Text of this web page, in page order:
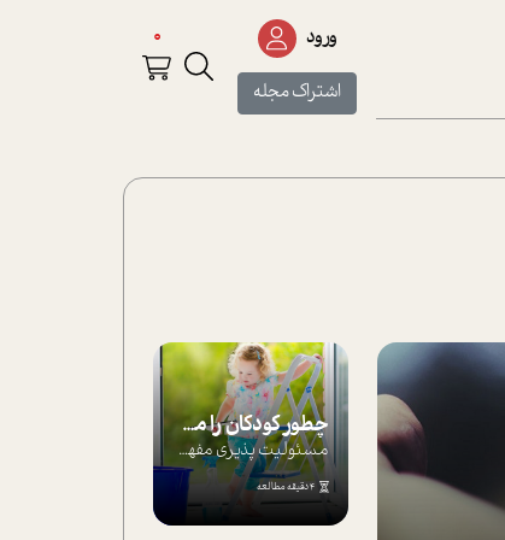
ورود
اشتراک مجله
0
چطور کودکان را مسئولیت‌پذیر بار بیاورید؟
مسئولیت پذیری مفهومی ا ست که هر چه کودکت...
4 دقیقه مطالعه